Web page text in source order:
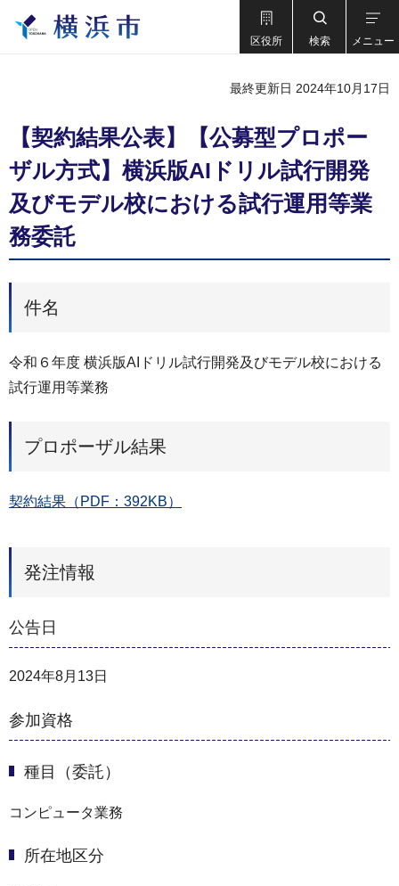
区役所 検索 メニュー
最終更新日 2024年10月17日
【契約結果公表】【公募型プロポー
ザル方式】横浜版AIドリル試行開発
及びモデル校における試行運用等業
務委託
件名
令和６年度 横浜版AIドリル試行開発及びモデル校における
試行運用等業務
プロポーザル結果
契約結果（PDF：392KB）
発注情報
公告日
2024年8月13日
参加資格
種目（委託）
コンピュータ業務
所在地区分